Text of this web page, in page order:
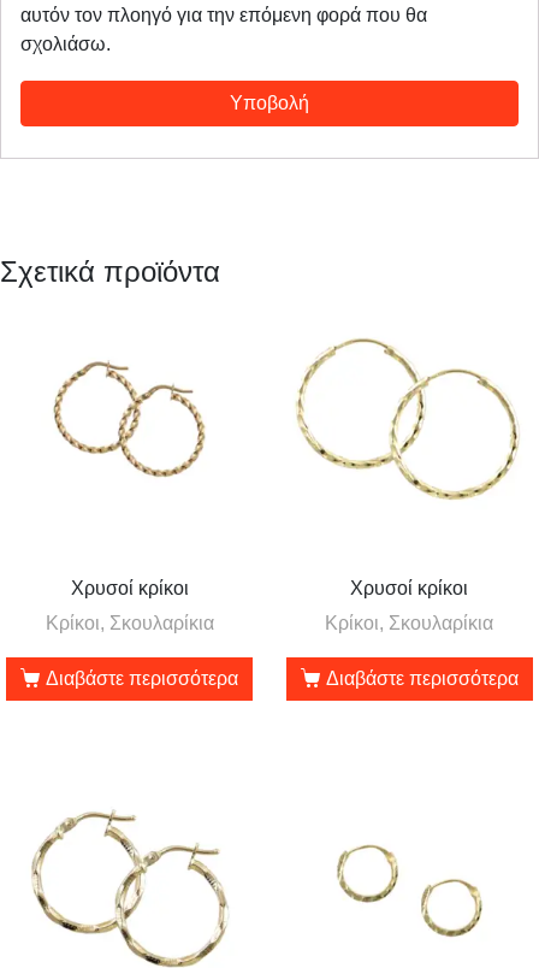
αυτόν τον πλοηγό για την επόμενη φορά που θα
σχολιάσω.
Σχετικά προϊόντα
Χρυσοί κρίκοι
Κρίκοι, Σκουλαρίκια
Διαβάστε περισσότερα
Χρυσοί κρίκοι
Κρίκοι, Σκουλαρίκια
Διαβάστε περισσότερα